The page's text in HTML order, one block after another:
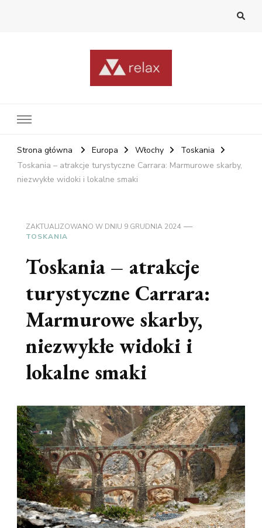
Strona główna Europa Włochy
Toskania
Toskania – atrakcje turystyczne Carrara: Marmurowe skarby,
niezwykłe widoki i lokalne smaki
ZAKTUALIZOWANO W DNIU 9 GRUDNIA 2024
TOSKANIA
Toskania – atrakcje
turystyczne Carrara:
Marmurowe skarby,
niezwykłe widoki i
lokalne smaki